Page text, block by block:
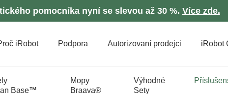
pomocníka nyní se slevou až 30 %. Více zde.
iRobot Podpora Autorizovaní prodejci iRobot
Base™
Mopy
Braava®
Výhodné
Sety